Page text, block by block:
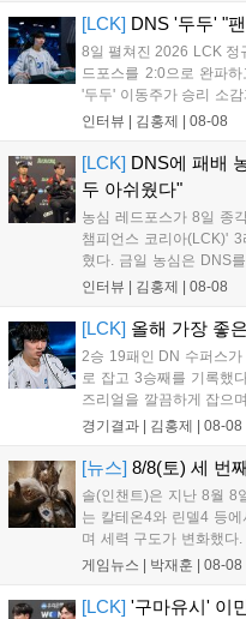
의성도 강화된다. 8월 11
공되며, 상세 일정은 공식
[LCK] DNS '두두' "
8일 펼쳐진 2026 LCK 정
드포스를 2:0으로 완파
'두두' 이동주가 승리 소
다. 먼저 오랜만의 2:0 완
인터뷰 | 김홍제 08-08
[LCK] DNS에 패배
두 아쉬웠다"
농심 레드포스가 8일 종
챔피언스 코리아(LCK)'
혔다. 금일 농심은 DNS
패를 당하고 말았다. 이
인규 감독 : 모든 경...
인터뷰 | 김홍제 08-08
[LCK] 올해 가장 좋
2승 19패인 DN 수퍼스
로 잡고 3승째를 기록했
즈리얼을 깔끔하게 잡으
웃'의 신드라가 맹활약
었...
경기결과 | 김홍제 08-08
[뉴스] 8/8(토) 세 번
솔(인챈트)은 지난 8월 8
는 칼테온4와 린델4 등
며 세력 구도가 변화했다
통해 월드 콘텐츠가 추가
더욱 가속화될 전망이다....
게임뉴스 | 박재훈 08-08
[LCK] '구마유시' 이